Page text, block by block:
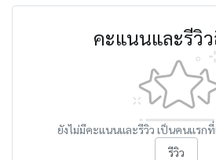
คะแนนและรีวิ
ยังไม่มีคะแนนและรีวิว เป็นคนแรก
รีวิว